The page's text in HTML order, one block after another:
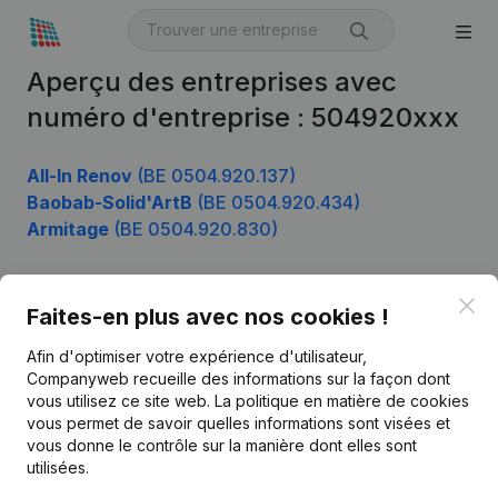
Aperçu des entreprises avec
numéro d'entreprise : 504920xxx
All-In Renov (BE 0504.920.137)
Baobab-Solid'ArtB (BE 0504.920.434)
Armitage (BE 0504.920.830)
Faites-en plus avec nos cookies !
Afin d'optimiser votre expérience d'utilisateur,
Companyweb recueille des informations sur la façon dont
vous utilisez ce site web. La politique en matière de cookies
vous permet de savoir quelles informations sont visées et
vous donne le contrôle sur la manière dont elles sont
utilisées.
Français
Kantorenpark Everest
Produit
Informations d’entreprise
Monitoring
Recherche internationale